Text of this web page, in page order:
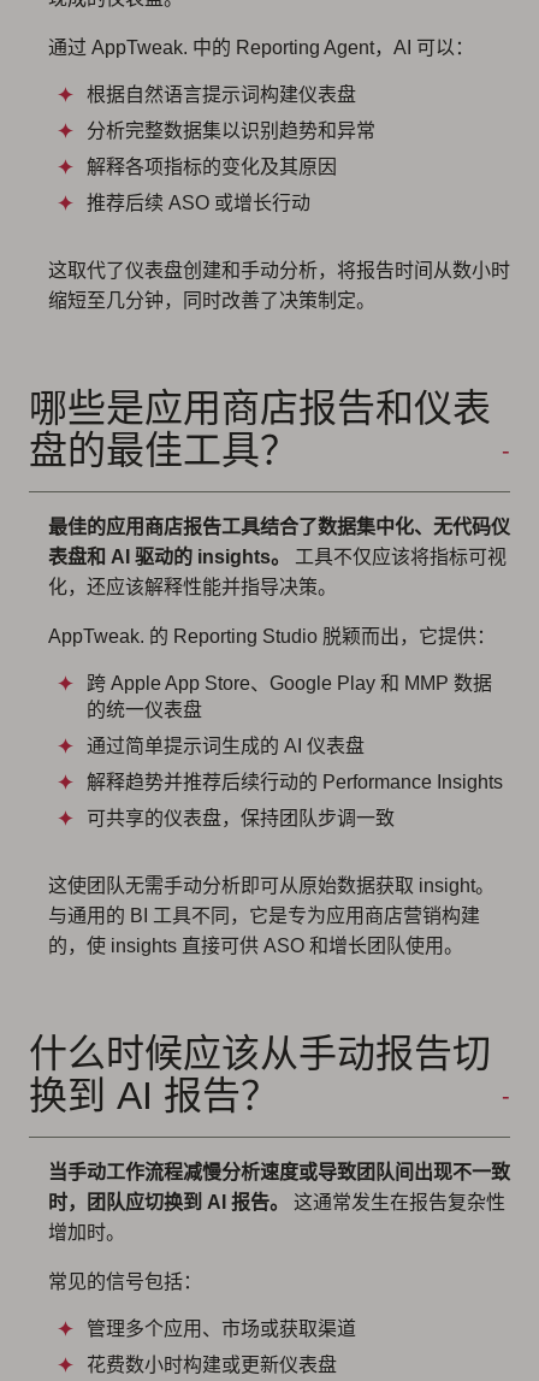
通过 AppTweak. 中的 Reporting Agent，AI 可以：
根据自然语言提示词构建仪表盘
分析完整数据集以识别趋势和异常
解释各项指标的变化及其原因
推荐后续 ASO 或增长行动
这取代了仪表盘创建和手动分析，将报告时间从数小时
缩短至几分钟，同时改善了决策制定。
哪些是应用商店报告和仪表
盘的最佳工具？
最佳的应用商店报告工具结合了数据集中化、无代码仪
表盘和 AI 驱动的 insights。
工具不仅应该将指标可视
化，还应该解释性能并指导决策。
AppTweak. 的 Reporting Studio 脱颖而出，它提供：
跨 Apple App Store、Google Play 和 MMP 数据
的统一仪表盘
通过简单提示词生成的 AI 仪表盘
解释趋势并推荐后续行动的 Performance Insights
可共享的仪表盘，保持团队步调一致
这使团队无需手动分析即可从原始数据获取 insight。
与通用的 BI 工具不同，它是专为应用商店营销构建
的，使 insights 直接可供 ASO 和增长团队使用。
什么时候应该从手动报告切
换到 AI 报告？
当手动工作流程减慢分析速度或导致团队间出现不一致
时，团队应切换到 AI 报告。
这通常发生在报告复杂性
增加时。
常见的信号包括：
管理多个应用、市场或获取渠道
花费数小时构建或更新仪表盘